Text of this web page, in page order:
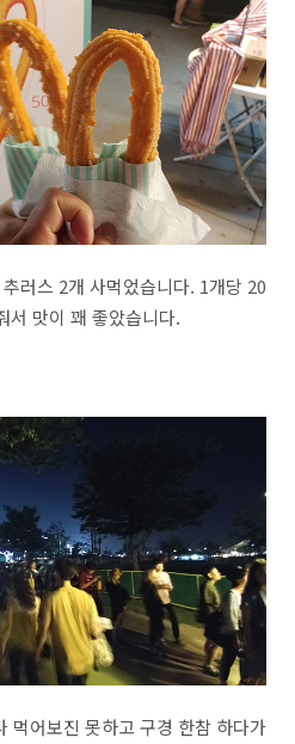
러스 2개 사먹었습니다. 1개당 20
서 맛이 꽤 좋았습니다.
먹어보진 못하고 구경 한참 하다가